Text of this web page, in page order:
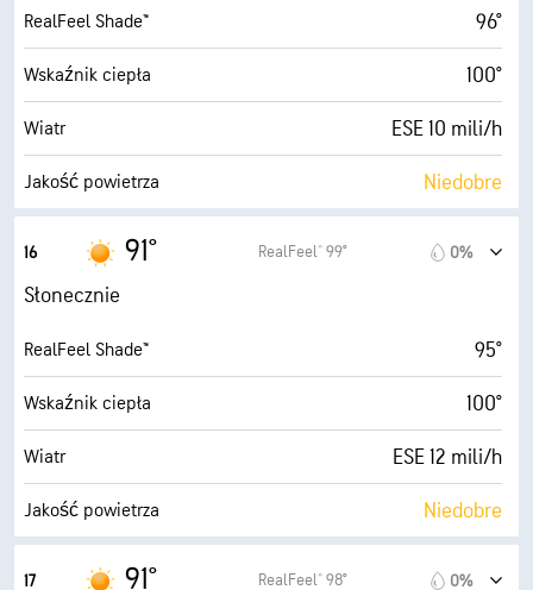
Wilgotność 53%
Punkt rosy 73° F
AccuLumen Brightness Index™ 10 (B. jasne)
Zachmurzenie 0%
RealFeel Shade™ 96°
Wskaźnik ciepła 100°
Wiatr ESE 10 mili/h
Jakość powietrza Niedobre
Maksymalny wskaźnik UV
Porywy wiatru
Wilgotność 55%
Punkt rosy 73° F
AccuLumen Brightness Index™ 10 (B. jasne)
Zachmurzenie 3%
16 91° RealFeel® 99° 0%
Słonecznie
RealFeel Shade™ 95°
Wskaźnik ciepła 100°
Wiatr ESE 12 mili/h
Jakość powietrza Niedobre
Maksymalny wskaźnik UV
17 91° RealFeel® 98° 0%